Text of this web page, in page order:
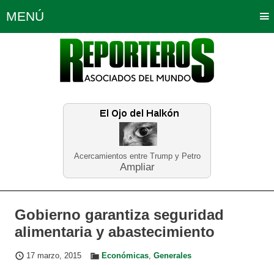
Acercamientos entre Trump y Petro
Ampliar
MENÚ
Política Opinión Bogotá
Planeta Tierra Deportes
Educación Neira
Gobierno garantiza seguridad
alimentaria y abastecimiento
17 marzo, 2015 Económicas, Generales